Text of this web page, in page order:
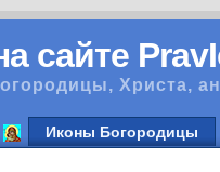
сайте
Христа,
Иконы Богородицы